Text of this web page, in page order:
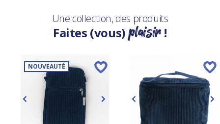
Une collection, des produits
Faites (vous)plaisir!
NOUVEAUTÉ